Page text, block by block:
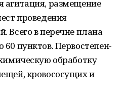
агитация, размещение
проведения
Всего в перечне плана
60 пунктов. Первостепен­
об­работку
кровососущих и